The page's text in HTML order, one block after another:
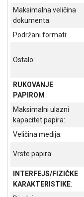
Maksimalna veličina
dokumenta:
Podržani formati:
Ostalo:
RUKOVANJE
PAPIROM :
Maksimalni ulazni
kapacitet papira:
Veličina medija:
Vrste papira:
INTERFEJS/FIZIČKE
KARAKTERISTIKE: